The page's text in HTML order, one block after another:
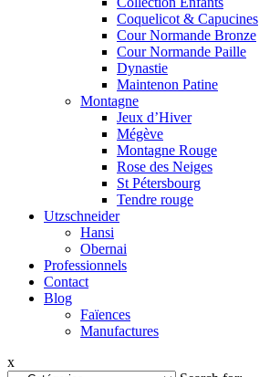
Coquelicot & Capucines
Cour Normande Bronze
Cour Normande Paille
Dynastie
Maintenon Patine
Montagne
Jeux d’Hiver
Mégève
Montagne Rouge
Rose des Neiges
St Pétersbourg
Tendre rouge
Utzschneider
Hansi
Obernai
Professionnels
Contact
Blog
Faïences
Manufactures
x